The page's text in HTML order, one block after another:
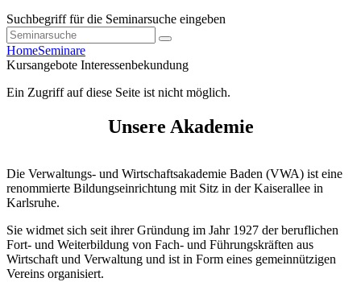
Suchbegriff für die Seminarsuche eingeben
HomeSeminare
Kursangebote Interessenbekundung
Ein Zugriff auf diese Seite ist nicht möglich.
Unsere Akademie
Die Verwaltungs- und Wirtschaftsakademie Baden (VWA) ist eine
renommierte Bildungseinrichtung mit Sitz in der Kaiserallee in
Karlsruhe.
Sie widmet sich seit ihrer Gründung im Jahr 1927 der beruflichen
Fort- und Weiterbildung von Fach- und Führungskräften aus
Wirtschaft und Verwaltung und ist in Form eines gemeinnützigen
Vereins organisiert.